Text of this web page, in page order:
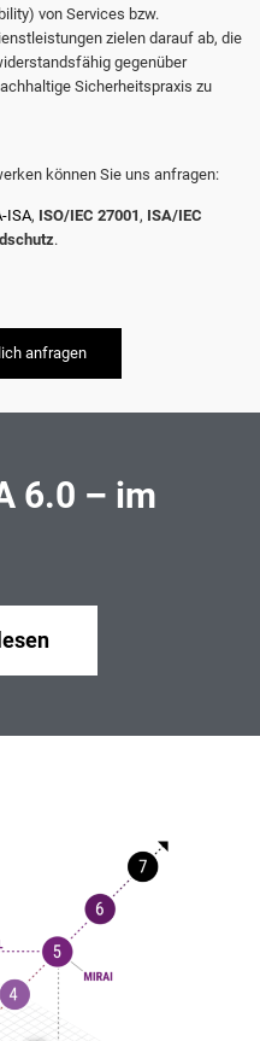
von Services bzw.
zielen darauf ab, die
gegenüber
Sicherheitspraxis zu
können Sie uns anfragen:
ISA, ISO/IEC 27001 , ISA/IEC
.
anfragen
6.0 – im